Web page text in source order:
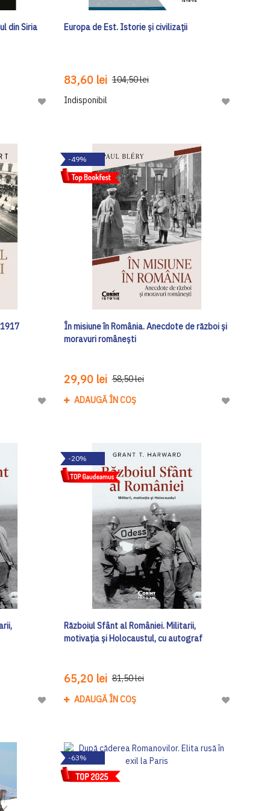
din Siria
Adaugă
Dorinte
Europa de Est. Istorie și civilizații
83,60 lei 104,50 lei
Indisponibil
Adaugă
Adaugă
Dorinte
-49%
În misiune în România. Anecdote de război și
moravuri românești
29,90 lei 58,50 lei
ADAUGĂ ÎN COȘ
Adaugă
Adaugă
Dorinte
-20%
Războiul Sfânt al României. Militarii,
motivația și Holocaustul, cu autograf
65,20 lei 81,50 lei
ADAUGĂ ÎN COȘ
Adaugă
de
-63%